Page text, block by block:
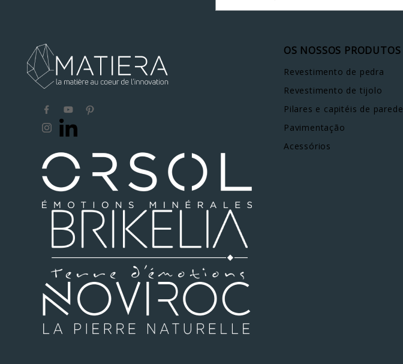
OS NOSSOS PRODUTOS
Revestimento de pedra
Revestimento de tijolo
Pilares e capitéis de parede
Pavimentação
Acessórios